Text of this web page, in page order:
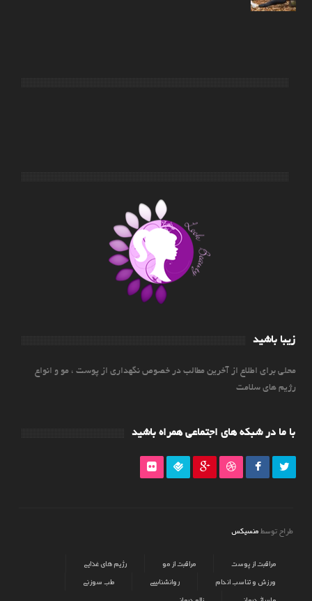
زیبا باشید
محلی برای اطلاع از آخرین مطالب در خصوص نگهداری از پوست ، مو و انواع
رژیم های سلامت
با ما در شبکه های اجتماعی همراه باشید
طراح توسط منسیکس
مراقبت از پوست مراقبت از مو
رژیم های غذایی
ورزش و تناسب اندام
روانشناسی
طب سوزنی